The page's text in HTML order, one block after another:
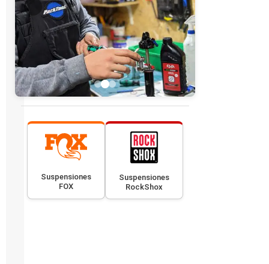
Suspensiones
FOX
Suspensiones
RockShox